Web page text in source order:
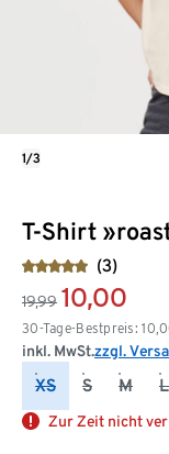
T-Shirt
(3)
19,99 10,00
30-Tage-Bestpreis:
inkl. MwSt.zzgl.
XS S M L
Zur Zeit nicht
1/3